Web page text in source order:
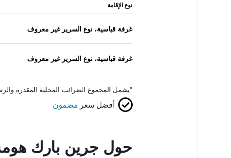
نوع الإقامة
غرفة قياسية، نوع السرير غير معروف
غرفة قياسية، نوع السرير غير معروف
*يشمل المجموع الضرائب المحلية المقدرة
أفضل سعر مضمون
حول جرين بارك